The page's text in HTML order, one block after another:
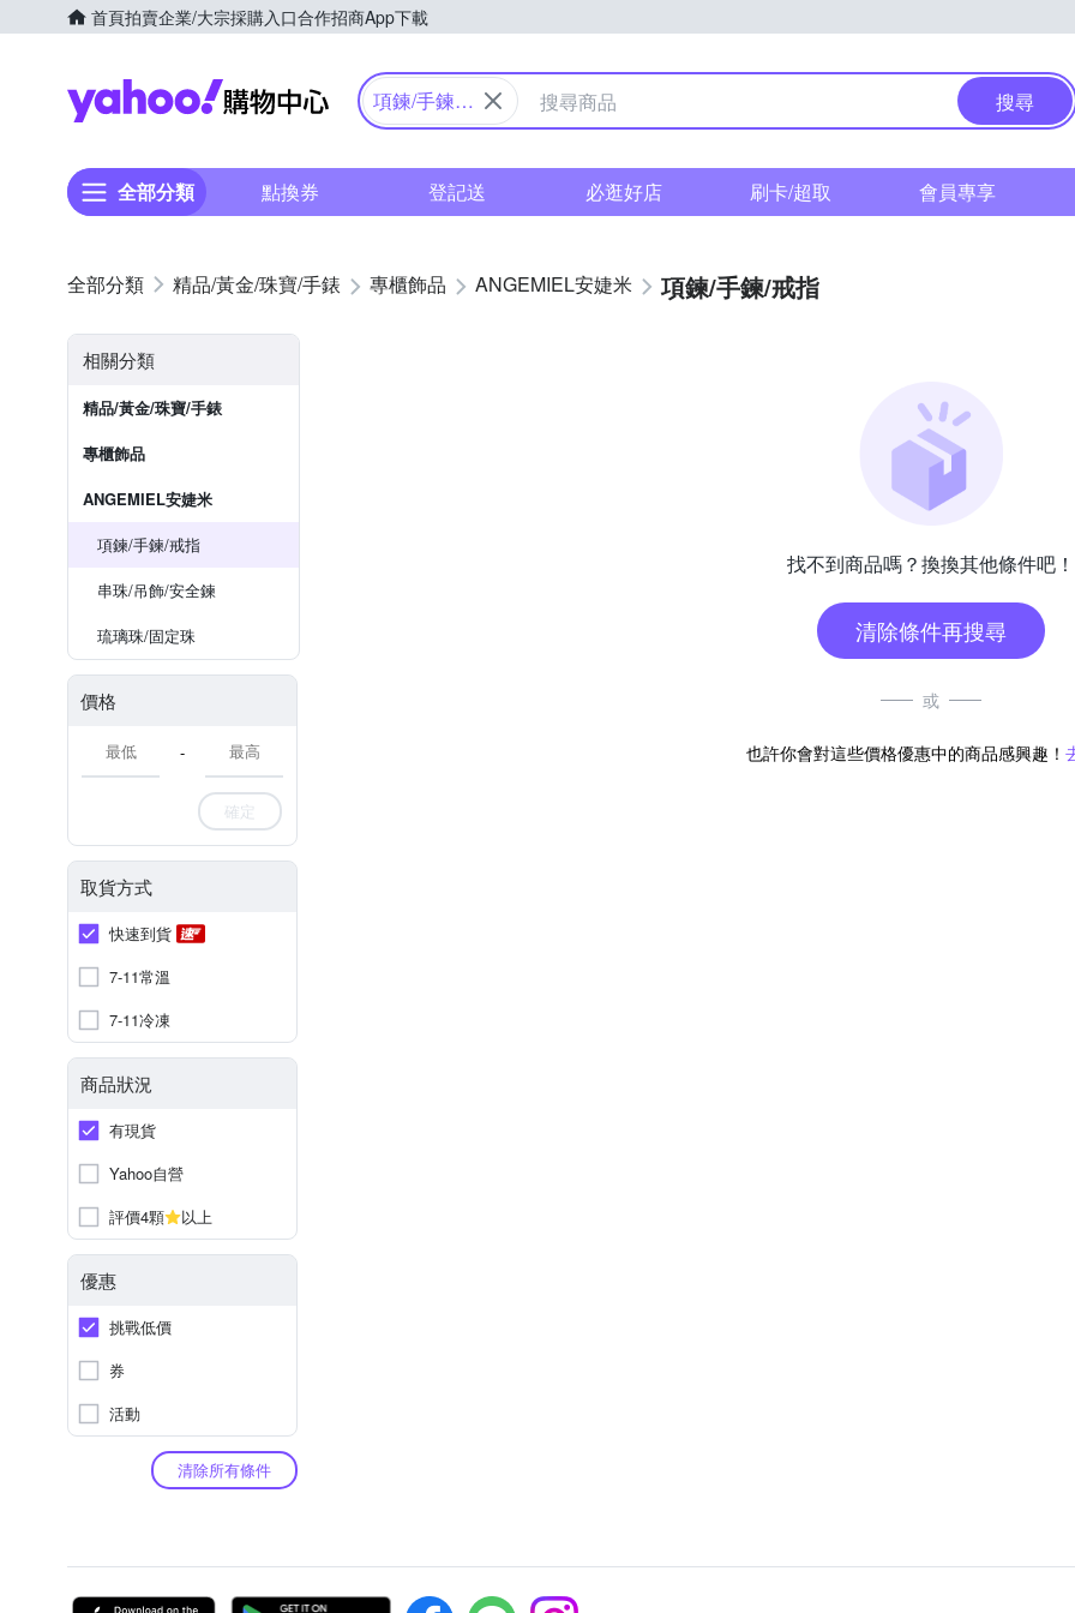
首頁拍賣企業/大宗採購入口合作招商App下載
Yahoo購物中心
項鍊/手鍊/
搜尋
全部分類 點換券 登記送 必逛好店 刷卡/超取 會員專享
精品/黃金/珠寶/手錶 專櫃飾品 ANGEMIEL安婕米 項鍊/手鍊/戒指
相關分類
精品/黃金/珠寶/手錶
專櫃飾品
ANGEMIEL安婕米
項鍊/手鍊/戒指
串珠/吊飾/安全鍊
琉璃珠/固定珠
價格
-
確定
取貨方式
快速到貨
7-11常溫
7-11冷凍
商品狀況
有現貨
Yahoo自營
評價4顆
以上
優惠
挑戰低價
券
活動
清除所有條件
找不到商品嗎？換換其他條件吧！
清除條件再搜尋
或
也許你會對這些價格優惠中的商品感興趣！